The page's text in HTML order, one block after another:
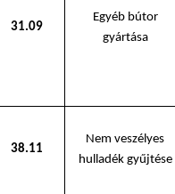
31.09
Egyéb bútor
gyártása
38.11
Nem veszélyes
hulladék gyűjtése